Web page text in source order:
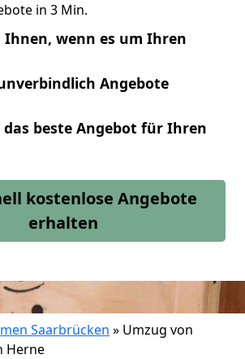
in 3 Min.
Ihnen, wenn es um Ihren
Angebote
das beste Angebot für Ihren
kostenlose Angebote
erhalten
Saarbrücken » Umzug von
Herne